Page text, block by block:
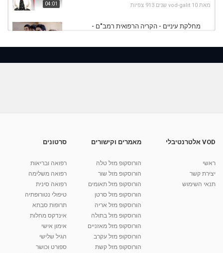
04:01 מאת vod-galit 10 שנים 913 צפיות
מחלקת עיניים - הקריה הרפואית רמב"ם -
פיברומיאלגיה - מחלה בלתי נראית.
04:02
BeOK תרופות סבתא לכל מחלה
10:17
קרין גורן - העוגה המתגלצ’ת ללא קמח
38.5k צפיות
01:37
יוסי שר - מתמחה בשיטת אלכסנדר וטאי צ'י
VOD אלטרנטיבלי
ראשי
יצירת קשר
תנאי השימוש
מאמרים וקישורים
הורוסקופ מזל טלה
הורוסקופ מזל שור
הורוסקופ מזל תאומים
הורוסקופ מזל סרטן
הורוסקופ מזל אריה
הורוסקופ מזל בתולה
הורוסקופ מזל מאזניים
הורוסקופ מזל עקרב
הורוסקופ מזל קשת
סרטונים
רפואה ובריאות
רפואה משלימה
רפואה סינית
טיפולי נטורופתיה
תרופות סבתא
אינדקס מחלות
אימון אישי
הגיל שלישי
ספורט וכושר